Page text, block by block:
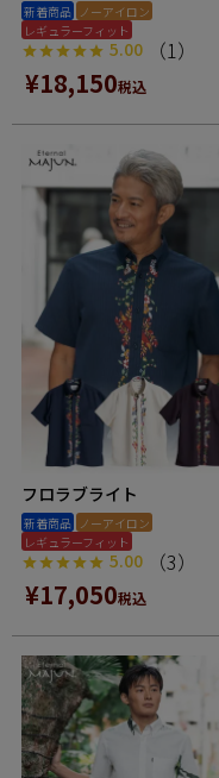
新着商品 ノーアイロン
レギュラーフィット
5.00 （1）
¥18,150税込
フロラブライト
新着商品 ノーアイロン
レギュラーフィット
5.00 （3）
¥17,050税込